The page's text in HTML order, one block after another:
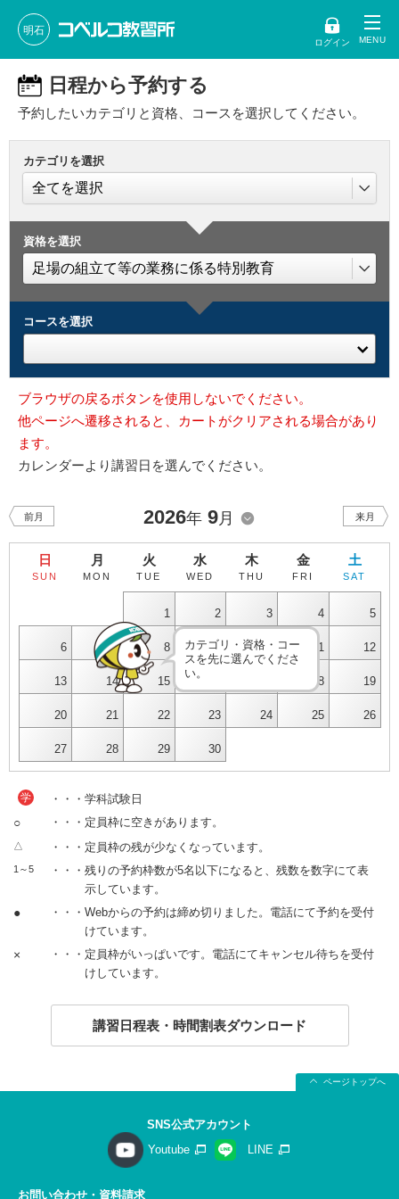
明石
ログイン
日程から予約する
予約したいカテゴリと資格、コースを選択してください。
カテゴリを選択
資格を選択
コースを選択
ブラウザの戻るボタンを使用しないでください。
他ページへ遷移されると、カートがクリアされる場合があり
ます。
カレンダーより講習日を選んでください。
前月 2026年 9月 来月
日
SUN
月
MON
火
TUE
水
WED
木
THU
金
FRI
土
SAT
1 2 3 4 5
6 7 8 9 10 11 12
13 14 15 18 19
20 21 22 23 24 25 26
27 28 29 30
カテゴリ・資格・コー
スを先に選んでくださ
い。
学 ・・・学科試験日
○ ・・・定員枠に空きがあります。
△ ・・・定員枠の残が少なくなっています。
1～5
・・・残りの予約枠数が5名以下になると、残数を数字にて表
示しています。
●
・・・Webからの予約は締め切りました。電話にて予約を受付
けています。
×
・・・定員枠がいっぱいです。電話にてキャンセル待ちを受付
けしています。
講習日程表・時間割表ダウンロード
ページトップへ
SNS公式アカウント
Youtube
LINE
お問い合わせ・資料請求